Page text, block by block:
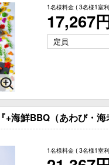
1名様料金 ( 3名様1室
17,267
定員
海鮮BBQ（あわび・海
1名様料金 ( 3名様1室